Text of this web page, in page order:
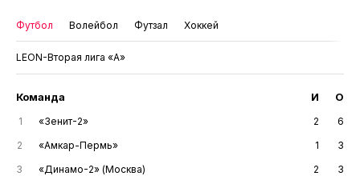
Футбол Волейбол Футзал Хоккей
LEON-Вторая лига «А»
Команда И О
1 «Зенит-2» 2
6
2
«Амкар-Пермь» 1
3
3
«Динамо-2» (Москва) 2
3